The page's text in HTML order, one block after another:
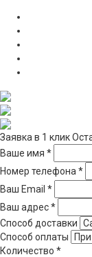
Заявка в 1 клик
Ваше имя *
Номер телефона *
Ваш Email *
Ваш адрес*
Способ доставки
Способ оплаты
Количество *